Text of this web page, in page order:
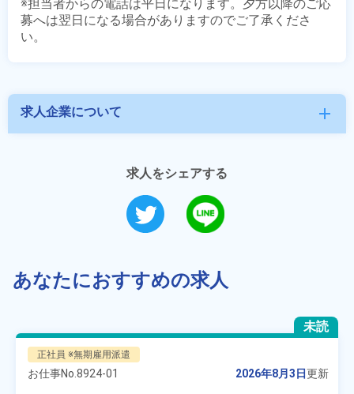
※担当者からの電話は平日になります。夕方以降のご応
募へは翌日になる場合がありますのでご了承くださ
求人企業について add
求人をシェアする
あなたにおすすめの求人
未読
正社員 ※無期雇用派遣
お仕事No. 8924-01 2026年8月3日更新